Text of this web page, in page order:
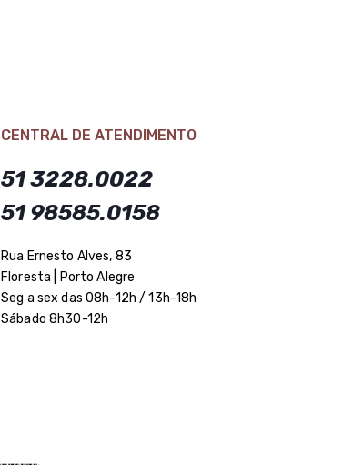
CENTRAL DE ATENDIMENTO
51 3228.0022
51 98585.0158
Rua Ernesto Alves, 83
Floresta | Porto Alegre
Seg a sex das 08h-12h / 13h-18h
Sábado 8h30-12h